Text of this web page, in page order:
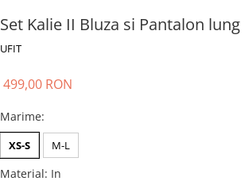
Set Kalie II Bluza si Pantalon
UFIT
499,00 RON
Marime:
XS-S M-L
Material: In